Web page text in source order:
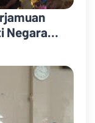
Negara